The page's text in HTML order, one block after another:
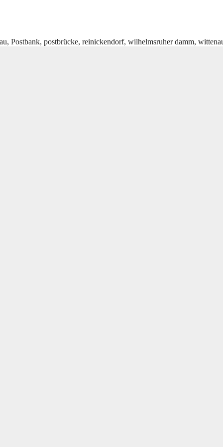
, Postbank, postbrücke, reinickendorf, wilhelmsruher damm,